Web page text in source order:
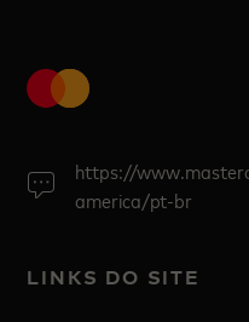
https://
america/pt-br
LINKS DO SITE